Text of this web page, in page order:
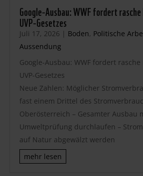
Google-Ausbau: WWF fordert
UVP-Gesetzes
Juli 17, 2026 | Boden, Politische
Aussendung
Google-Ausbau: WWF fordert
UVP-Gesetzes
Neue Zahlen: Möglicher
fast einem Drittel des
Oberösterreich – Gesamter Ausbau
Umweltprüfung durchlaufen –
auf Natur abgewälzt werden
mehr lesen